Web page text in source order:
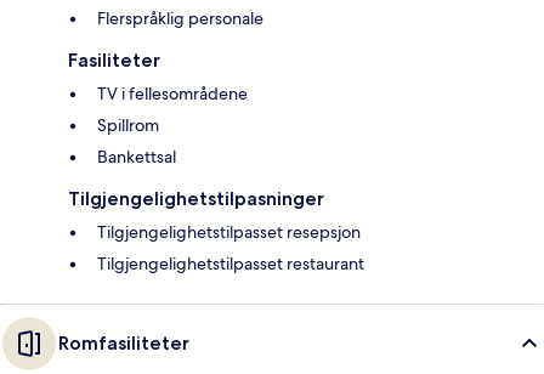
Flerspråklig personale
Fasiliteter
TV i fellesområdene
Spillrom
Bankettsal
Tilgjengelighetstilpasninger
Tilgjengelighetstilpasset resepsjon
Tilgjengelighetstilpasset restaurant
Romfasiliteter